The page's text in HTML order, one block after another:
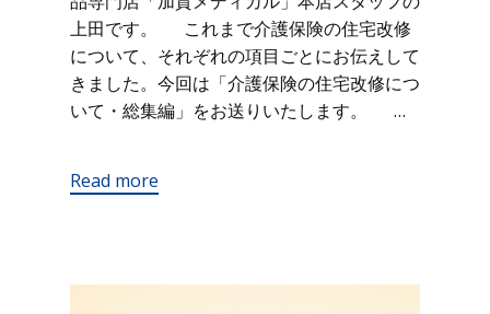
上田です。 これまで介護保険の住宅改修
について、それぞれの項目ごとにお伝えして
きました。今回は「介護保険の住宅改修につ
いて・総集編」をお送りいたします。 …
Read more